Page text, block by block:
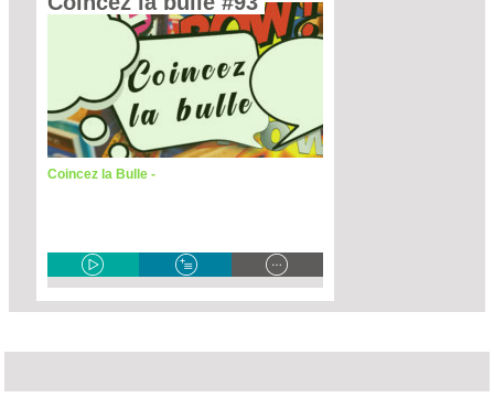
Coincez la Bulle -